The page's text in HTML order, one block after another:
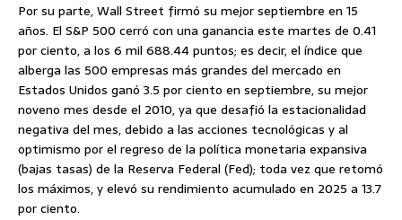
Por su parte, Wall Street firmó su mejor septiembre en 15
años. El S&P 500 cerró con una ganancia este martes de 0.41
por ciento, a los 6 mil 688.44 puntos; es decir, el índice que
alberga las 500 empresas más grandes del mercado en
Estados Unidos ganó 3.5 por ciento en septiembre, su mejor
noveno mes desde el 2010, ya que desafió la estacionalidad
negativa del mes, debido a las acciones tecnológicas y al
optimismo por el regreso de la política monetaria expansiva
(bajas tasas) de la Reserva Federal (Fed); toda vez que retomó
los máximos, y elevó su rendimiento acumulado en 2025 a 13.7
por ciento.